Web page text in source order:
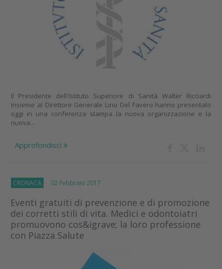
Il Presidente dell'Istituto Superiore di Sanità Walter Ricciardi
insieme al Direttore Generale Lino Del Favero hanno presentato
oggi in una conferenza stampa la nuova organizzazione e la
nuova...
Approfondisci
CRONACA 02 Febbraio 2017
Eventi gratuiti di prevenzione e di promozione
dei corretti stili di vita. Medici e odontoiatri
promuovono cos&igrave; la loro professione
con Piazza Salute